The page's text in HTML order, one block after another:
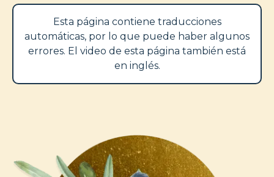
Esta página contiene traducciones
automáticas, por lo que puede haber algunos
errores. El video de esta página también está
en inglés.